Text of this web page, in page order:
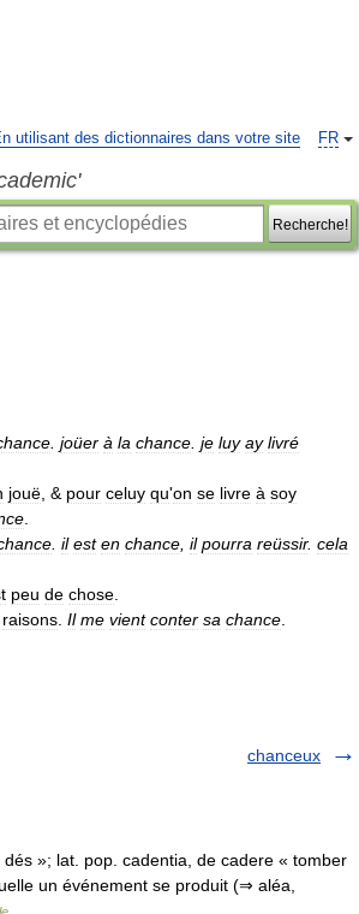
FR
utilisant des dictionnaires dans votre site
Recherche!
joüer à la chance je luy ay livré
jouë , & pour celuy qu'on se livre à soy
il est en chance il pourra reüssir. cela
peu de chose
raisons Il me vient conter sa chance
chanceux
»; lat. pop. cadentia, de cadere « tomber
un événement se produit (⇒ aléa,